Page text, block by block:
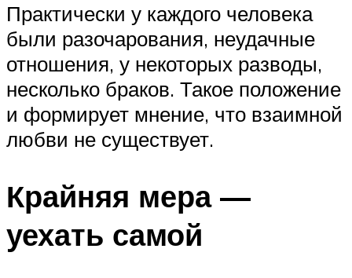
Практически у каждого человека
были разочарования, неудачные
отношения, у некоторых разводы,
несколько браков. Такое положение
и формирует мнение, что взаимной
любви не существует.
Крайняя мера —
уехать самой